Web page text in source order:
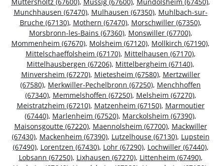
Munchhausen (67470), Mulhausen (67350), Muhlbach-sur-
Bruche (67130), Mothern (67470), Morschwiller (67350),
Morsbronn-les-Bains (67360), Monswiller (67700),
Mommenheim (67670), Molsheim (67120), Mollkirch (67190),
Mittelschaeffolsheim (67170), Mittelhausen (67170),
Mittelhausbergen (67206), Mittelbergheim (67140),
Minversheim (67270), Mietesheim (67580), Mertzwiller
(67580), Merkwiller-Pechelbronn (67250), Menchhoffen
(67340), Memmelshoffen (67250), Melsheim (67270),
Meistratzheim (67210), Matzenheim (67150), Marmoutier
(67440), Marlenheim (67520), Marckolsheim (67390),
Maisonsgoutte (67220), Maennolsheim (67700), Mackwiller
(67430), Mackenheim (67390), Lutzelhouse (67130), Lupstein
(67490), Lorentzen (67430), Lohr (67290), Lochwiller (67440),
Lobsann (67250), Lixhausen (67270), Littenheim (67490),